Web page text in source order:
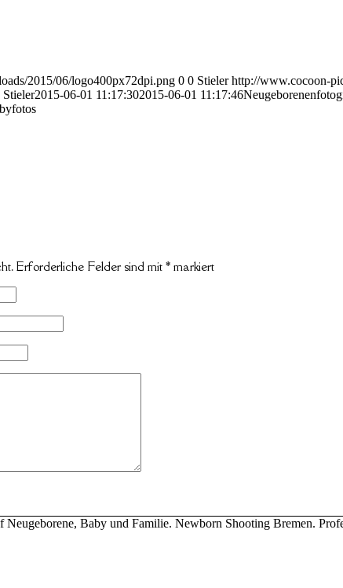
2015/06/logo400px72dpi.png 0 0 Stieler http://www.cocoon-
Stieler2015-06-01 11:17:302015-06-01 11:17:46
Erforderliche Felder sind mit * markiert
Baby und Familie. Newborn Shooting Bremen.